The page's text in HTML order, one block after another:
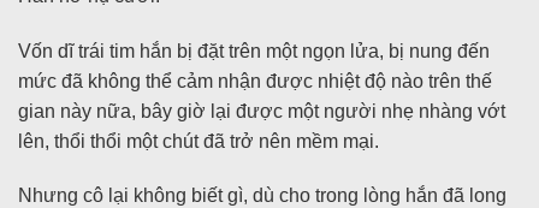
Vốn dĩ trái tim hắn bị đặt trên một ngọn lửa, bị nung đến
mức đã không thể cảm nhận được nhiệt độ nào trên thế
gian này nữa, bây giờ lại được một người nhẹ nhàng vớt
lên, thổi thổi một chút đã trở nên mềm mại.
Nhưng cô lại không biết gì, dù cho trong lòng hắn đã long